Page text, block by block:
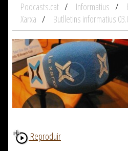
Podcasts.cat Informatius
Xarxa
Butlletins informatius
Reproduir